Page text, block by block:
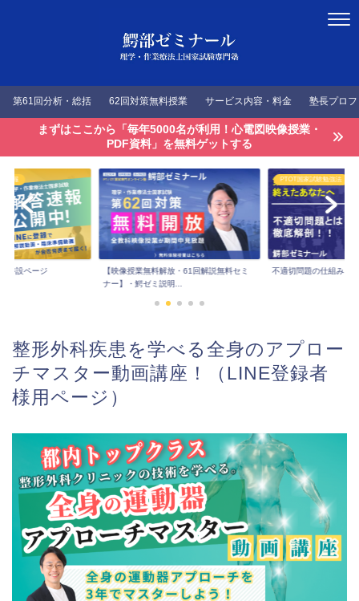
第61回分析・総括 62回対策無料授業 サービス内容・料金 塾長プロ
まずはここから「毎年5000名が利用！心電図映像授業・
PDF資料」を無料ゲットする
速報
特設ページ
【映像授業無料解放・61回解説無料セミ
ナー】・鰐ゼミ説明...
PTOT国家試験勉強法
不適切問題の仕組みを
整形外科疾患を学べる全身のアプロー
チマスター動画講座！（LINE登録者
様用ページ）